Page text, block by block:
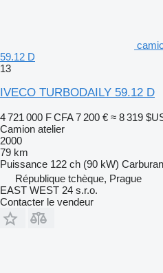
59.12 D
13
IVECO TURBODAILY 59.12 D
4 721 000 F CFA 7 200 € ≈ 8 319
Camion atelier
2000
79 km
Puissance 122 ch (90 kW)
République tchèque, Prague
EAST WEST 24 s.r.o.
Contacter le vendeur